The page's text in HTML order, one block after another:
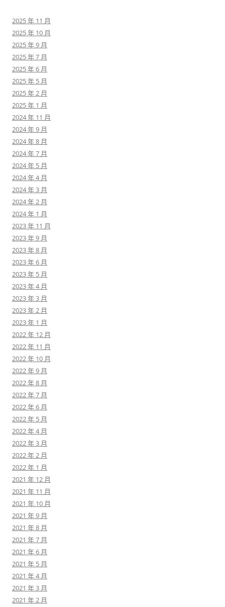
2025 年 11 月
2025 年 10 月
2025 年 9 月
2025 年 7 月
2025 年 6 月
2025 年 5 月
2025 年 2 月
2025 年 1 月
2024 年 11 月
2024 年 9 月
2024 年 8 月
2024 年 7 月
2024 年 5 月
2024 年 4 月
2024 年 3 月
2024 年 2 月
2024 年 1 月
2023 年 11 月
2023 年 9 月
2023 年 8 月
2023 年 6 月
2023 年 5 月
2023 年 4 月
2023 年 3 月
2023 年 2 月
2023 年 1 月
2022 年 12 月
2022 年 11 月
2022 年 10 月
2022 年 9 月
2022 年 8 月
2022 年 7 月
2022 年 6 月
2022 年 5 月
2022 年 4 月
2022 年 3 月
2022 年 2 月
2022 年 1 月
2021 年 12 月
2021 年 11 月
2021 年 10 月
2021 年 9 月
2021 年 8 月
2021 年 7 月
2021 年 6 月
2021 年 5 月
2021 年 4 月
2021 年 3 月
2021 年 2 月